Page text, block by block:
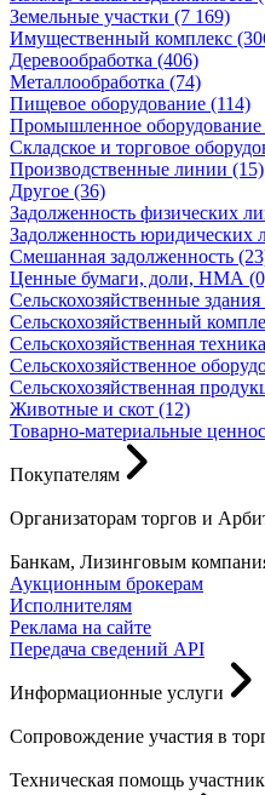
Земельные участки (7 169)
Имущественный комплекс
Деревообработка (406)
Металлообработка (74)
Пищевое оборудование (114)
Промышленное оборудование
Складское и торговое
Производственные линии (15)
Другое (36)
Задолженность физических
Задолженность юридических
Смешанная задолженность
Ценные бумаги, доли, НМА
Сельскохозяйственные
Сельскохозяйственный
Сельскохозяйственная
Сельскохозяйственное
Сельскохозяйственная
Животные и скот (12)
Товарно-материальные
Покупателям
Организаторам торгов и
Банкам, Лизинговым
Аукционным брокерам
Исполнителям
Реклама на сайте
Передача сведений API
Информационные услуги
Сопровождение участия в
Техническая помощь